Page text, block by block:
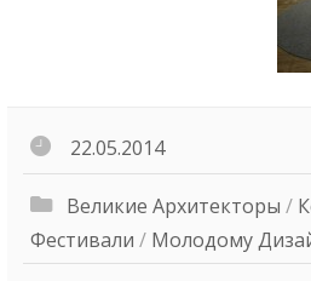
22.05.2014
Великие Архитекторы /
Фестивали / Молодому